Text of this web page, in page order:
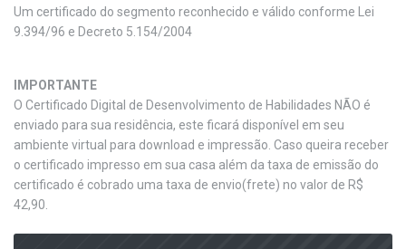
Um certificado do segmento reconhecido e válido conforme Lei
9.394/96 e Decreto 5.154/2004
IMPORTANTE
O Certificado Digital de Desenvolvimento de Habilidades NÃO é
enviado para sua residência, este ficará disponível em seu
ambiente virtual para download e impressão. Caso queira receber
o certificado impresso em sua casa além da taxa de emissão do
certificado é cobrado uma taxa de envio(frete) no valor de R$
42,90.